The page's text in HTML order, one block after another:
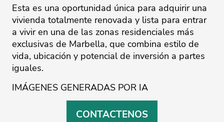
Esta es una oportunidad única para adquirir una
vivienda totalmente renovada y lista para ‌entrar
‌a ‌vivir ‌en ‌una de las ‌zonas ‌residenciales ‌más
‌exclusivas ‌de Marbella, ‌que ‌combina ‌estilo ‌de
‌vida, ubicación y ‌potencial de inversión ‌a ‌partes
‌iguales.
IMÁGENES ‌GENERADAS ‌POR ‌IA
CONTACTENOS